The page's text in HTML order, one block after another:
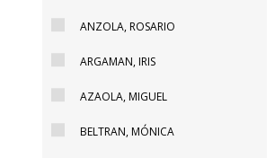
ANZOLA, ROSARIO
ARGAMAN, IRIS
AZAOLA, MIGUEL
BELTRAN, MÓNICA